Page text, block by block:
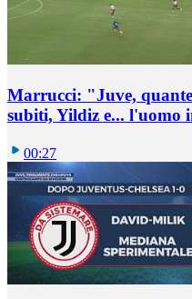
Marrucci: "Juve,
subiti, Yildiz e... l'uomo
00:27